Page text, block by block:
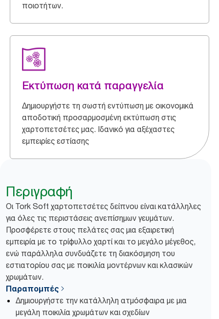
ποιοτήτων.
Εκτύπωση κατά παραγγελία
Δημιουργήστε τη σωστή εντύπωση με οικονομικά
αποδοτική προσαρμοσμένη εκτύπωση στις
χαρτοπετσέτες μας. Ιδανικό για αξέχαστες
εμπειρίες εστίασης
Περιγραφή
​​Οι Tork Soft χαρτοπετσέτες δείπνου είναι κατάλληλες
για όλες τις περιστάσεις ανεπίσημων γευμάτων.
Προσφέρετε στους πελάτες σας μια εξαιρετική
εμπειρία με το τρίφυλλο χαρτί και το μεγάλο μέγεθος,
ενώ παράλληλα συνδυάζετε τη διακόσμηση του
εστιατορίου σας με ποικιλία μοντέρνων και κλασικών
χρωμάτων.
Παραπομπές
Δημιουργήστε την κατάλληλη ατμόσφαιρα με μια
μεγάλη ποικιλία χρωμάτων και σχεδίων